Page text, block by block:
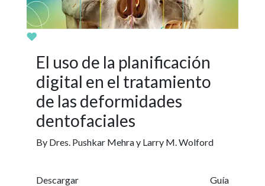
El uso de la planificación
digital en el tratamiento
de las deformidades
dentofaciales
By Dres. Pushkar Mehra y Larry M. Wolford
Descargar Guía